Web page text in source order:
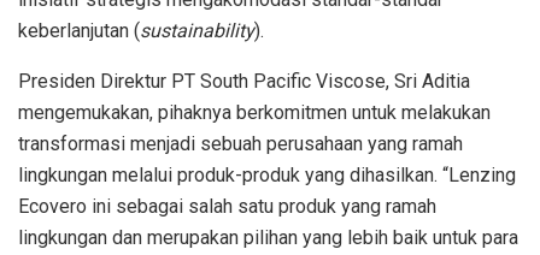
keberlanjutan (sustainability).
Presiden Direktur PT South Pacific Viscose, Sri Aditia
mengemukakan, pihaknya berkomitmen untuk melakukan
transformasi menjadi sebuah perusahaan yang ramah
lingkungan melalui produk-produk yang dihasilkan. “Lenzing
Ecovero ini sebagai salah satu produk yang ramah
lingkungan dan merupakan pilihan yang lebih baik untuk para